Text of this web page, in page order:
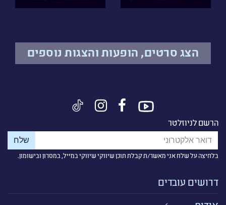
הצג סרטים, הופעות והצגות נוספים
הרשם לניוזלטר
בלחיצה על שלח אני מאשר/ת קבלת תוכן שיווקי שיווקי במייל, במסרון ובישומון.
דרושים עובדים